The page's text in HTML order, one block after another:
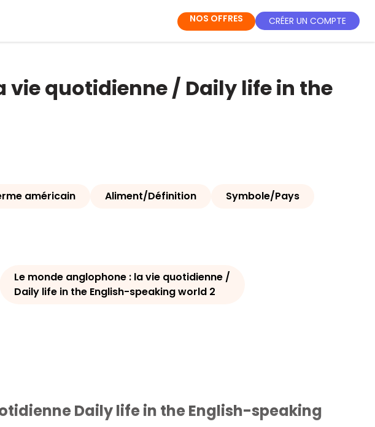
NOS OFFRES CRÉER UN COMPTE
vie quotidienne / Daily life in the
américain Aliment/Définition Symbole/Pays
Le monde anglophone : la vie quotidienne /
Daily life in the English-speaking world 2
Daily life in the English-speaking